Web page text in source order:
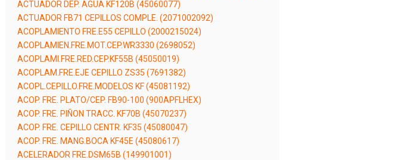
ACTUADOR DEP. AGUA KF120B (45060077)
ACTUADOR FB71 CEPILLOS COMPLE. (2071002092)
ACOPLAMIENTO FRE.E55 CEPILLO (2000215024)
ACOPLAMIEN.FRE.MOT.CEP.WR3330 (2698052)
ACOPLAMI.FRE.RED.CEP.KF55B (45050019)
ACOPLAM.FRE.EJE CEPILLO ZS35 (7691382)
ACOPL.CEPILLO.FRE.MODELOS KF (45081192)
ACOP. FRE. PLATO/CEP. FB90-100 (900APFLHEX)
ACOP. FRE. PIÑON TRACC. KF70B (45070237)
ACOP. FRE. CEPILLO CENTR. KF35 (45080047)
ACOP. FRE. MANG.BOCA KF45E (45080617)
ACELERADOR FRE.DSM65B (149901001)